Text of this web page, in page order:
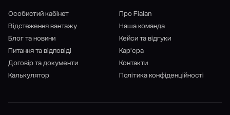
Особистий кабінет
Відстеження вантажу
Блог та новини
Питання та відповіді
Договір та документи
Калькулятор
Про Fialan
Наша команда
Кейси та відгуки
Кар'єра
Контакти
Політика конфіденційності